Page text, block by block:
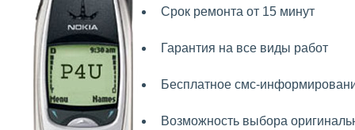
Срок ремонта от 15 минут
Гарантия на все виды работ
Бесплатное смс-
Возможность выбора